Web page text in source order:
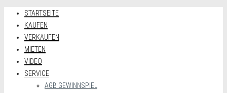
STARTSEITE
KAUFEN
VERKAUFEN
MIETEN
VIDEO
SERVICE
AGB GEWINNSPIEL